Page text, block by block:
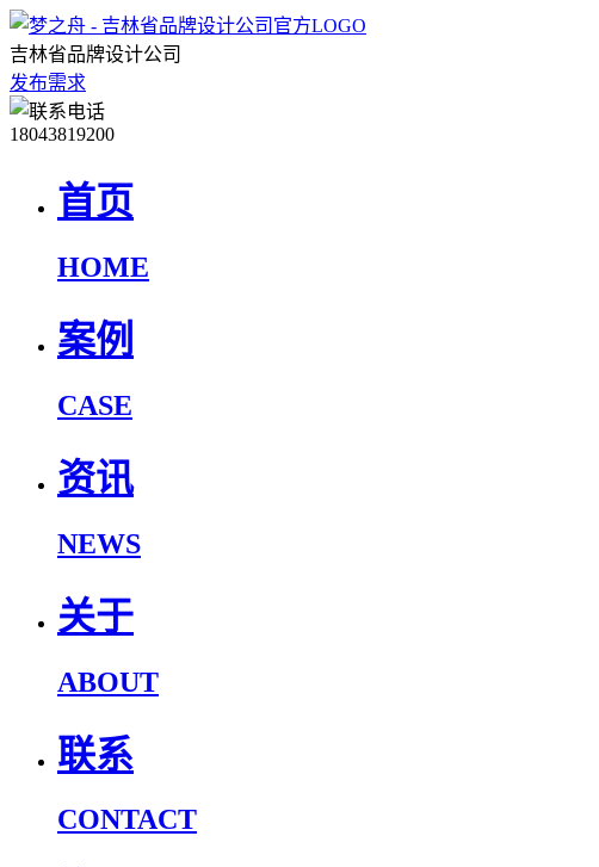
吉林省品牌设计公司
发布需求
18043819200
首页
HOME
案例
CASE
资讯
NEWS
关于
ABOUT
联系
CONTACT